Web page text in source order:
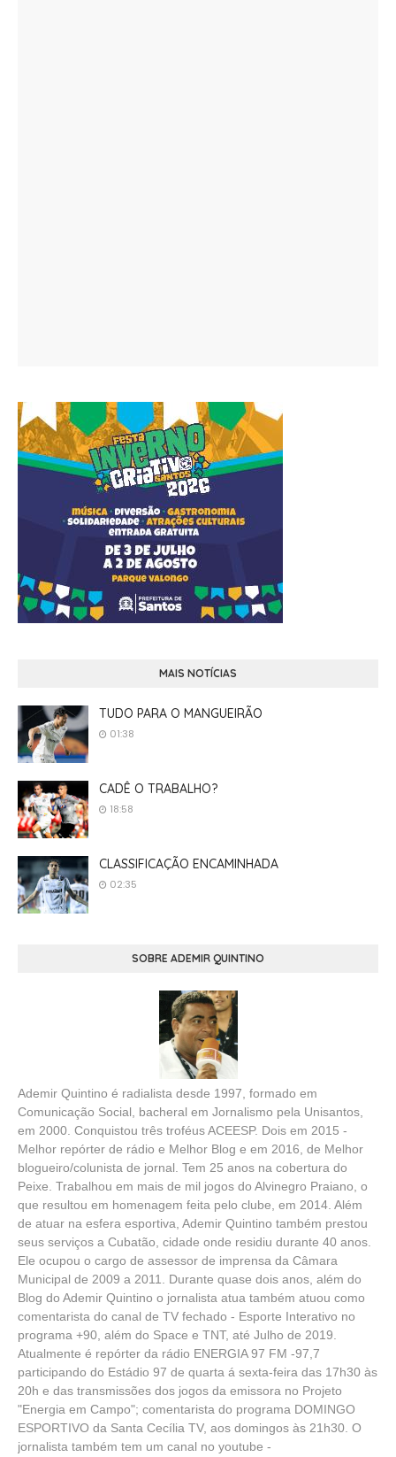
MAIS NOTÍCIAS
TUDO PARA O MANGUEIRÃO
01:38
CADÊ O TRABALHO?
18:58
CLASSIFICAÇÃO ENCAMINHADA
02:35
SOBRE ADEMIR QUINTINO
Ademir Quintino é radialista desde 1997, formado em
Comunicação Social, bacheral em Jornalismo pela Unisantos,
em 2000. Conquistou três troféus ACEESP. Dois em 2015 -
Melhor repórter de rádio e Melhor Blog e em 2016, de Melhor
blogueiro/colunista de jornal. Tem 25 anos na cobertura do
Peixe. Trabalhou em mais de mil jogos do Alvinegro Praiano, o
que resultou em homenagem feita pelo clube, em 2014. Além
de atuar na esfera esportiva, Ademir Quintino também prestou
seus serviços a Cubatão, cidade onde residiu durante 40 anos.
Ele ocupou o cargo de assessor de imprensa da Câmara
Municipal de 2009 a 2011. Durante quase dois anos, além do
Blog do Ademir Quintino o jornalista atua também atuou como
comentarista do canal de TV fechado - Esporte Interativo no
programa +90, além do Space e TNT, até Julho de 2019.
Atualmente é repórter da rádio ENERGIA 97 FM -97,7
participando do Estádio 97 de quarta á sexta-feira das 17h30 às
20h e das transmissões dos jogos da emissora no Projeto
"Energia em Campo"; comentarista do programa DOMINGO
ESPORTIVO da Santa Cecília TV, aos domingos às 21h30. O
jornalista também tem um canal no youtube -